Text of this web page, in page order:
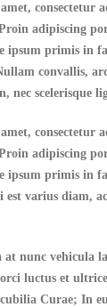
consectetur
adipiscing
ipsum primis in
convallis,
nec scelerisque
consectetur
adipiscing
ipsum primis in
varius diam,
nunc
luctus et
Curae; In